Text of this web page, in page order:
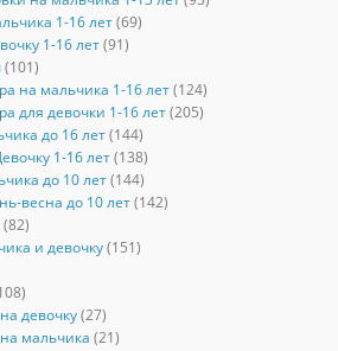
1-16 лет (69)
1-16 лет (91)
(101)
на мальчика 1-16 лет (124)
для девочки 1-16 лет (205)
до 16 лет (144)
1-16 лет (138)
до 10 лет (144)
весна до 10 лет (142)
(82)
и девочку (151)
девочку (27)
мальчика (21)